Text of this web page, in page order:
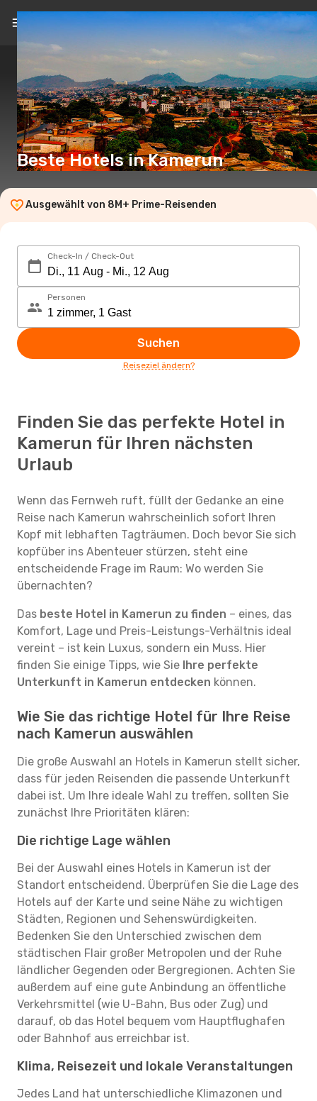
DE (€)
Beste Hotels in Kamerun
Ausgewählt von 8M+ Prime-Reisenden
Check-In / Check-Out
Personen
Suchen
Reiseziel ändern?
Finden Sie das perfekte Hotel in
Kamerun für Ihren nächsten
Urlaub
Wenn das Fernweh ruft, füllt der Gedanke an eine
Reise nach Kamerun wahrscheinlich sofort Ihren
Kopf mit lebhaften Tagträumen. Doch bevor Sie sich
kopfüber ins Abenteuer stürzen, steht eine
entscheidende Frage im Raum: Wo werden Sie
übernachten?
Das beste Hotel in Kamerun zu finden – eines, das
Komfort, Lage und Preis-Leistungs-Verhältnis ideal
vereint – ist kein Luxus, sondern ein Muss. Hier
finden Sie einige Tipps, wie Sie Ihre perfekte
Unterkunft in Kamerun entdecken können.
Wie Sie das richtige Hotel für Ihre Reise
nach Kamerun auswählen
Die große Auswahl an Hotels in Kamerun stellt sicher,
dass für jeden Reisenden die passende Unterkunft
dabei ist. Um Ihre ideale Wahl zu treffen, sollten Sie
zunächst Ihre Prioritäten klären:
Die richtige Lage wählen
Bei der Auswahl eines Hotels in Kamerun ist der
Standort entscheidend. Überprüfen Sie die Lage des
Hotels auf der Karte und seine Nähe zu wichtigen
Städten, Regionen und Sehenswürdigkeiten.
Bedenken Sie den Unterschied zwischen dem
städtischen Flair großer Metropolen und der Ruhe
ländlicher Gegenden oder Bergregionen. Achten Sie
außerdem auf eine gute Anbindung an öffentliche
Verkehrsmittel (wie U-Bahn, Bus oder Zug) und
darauf, ob das Hotel bequem vom Hauptflughafen
oder Bahnhof aus erreichbar ist.
Klima, Reisezeit und lokale Veranstaltungen
Jedes Land hat unterschiedliche Klimazonen und